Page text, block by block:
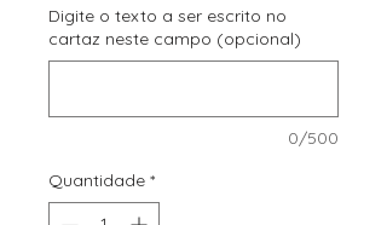
Digite o texto a ser escrito no
cartaz neste campo (opcional)
0/500
Quantidade *